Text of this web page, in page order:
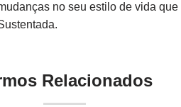
no seu estilo de vida
Relacionados